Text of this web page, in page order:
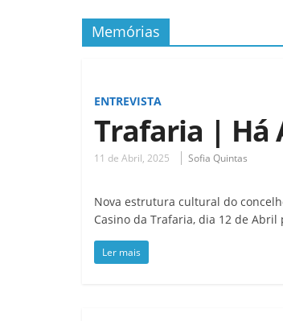
Memórias
ENTREVISTA
Trafaria | Há
11 de Abril, 2025 Sofia Quintas
Nova estrutura cultural do
Casino da Trafaria, dia 12 de Abril
Ler mais